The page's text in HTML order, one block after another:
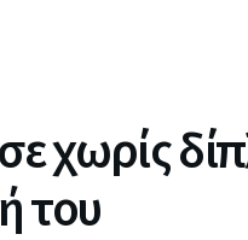
χωρίς
του